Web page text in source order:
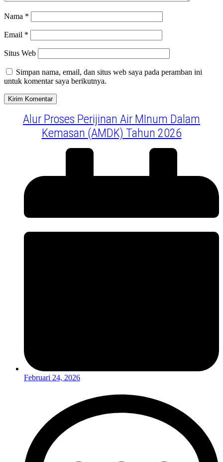
Nama *
Email *
Situs Web
Simpan nama, email, dan situs web saya pada peramban ini
untuk komentar saya berikutnya.
Alur Proses Perijinan Air MInum Dalam
Kemasan (AMDK) Tahun 2026
Februari 24, 2026